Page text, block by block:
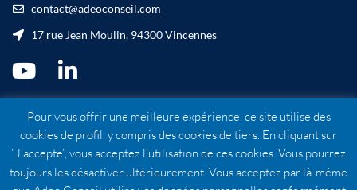
contact@adeoconseil.com
17 rue Jean Moulin, 94300 Vincennes
Mentions légales
CGU
Pour vous offrir une meilleure expérience, ce site utilise des
cookies de profil, y compris des cookies de tiers. En cliquant sur
”J’accepte”, vous acceptez l’utilisation de ces cookies. Vous pourrez
toujours les désactiver ultérieurement. Vous acceptez par là-même